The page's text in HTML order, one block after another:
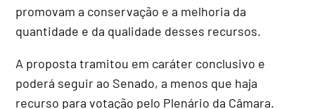
promovam a conservação e a melhoria da
quantidade e da qualidade desses recursos.
A proposta tramitou em caráter conclusivo e
poderá seguir ao Senado, a menos que haja
recurso para votação pelo Plenário da Câmara.